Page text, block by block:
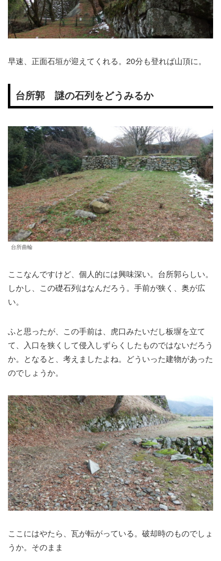
早速、正面石垣が迎えてくれる。20分も登れば山頂に。
台所郭 謎の石列をどうみるか
台所曲輪
ここなんですけど、個人的には興味深い。台所郭らしい。
しかし、この礎石列はなんだろう。手前が狭く、奥が広
い。
ふと思ったが、この手前は、虎口みたいだし板塀を立て
て、入口を狭くして侵入しずらくしたものではないだろう
か。となると、考えましたよね。どういった建物があった
のでしょうか。
ここにはやたら、瓦が転がっている。破却時のものでしょ
うか。そのまま